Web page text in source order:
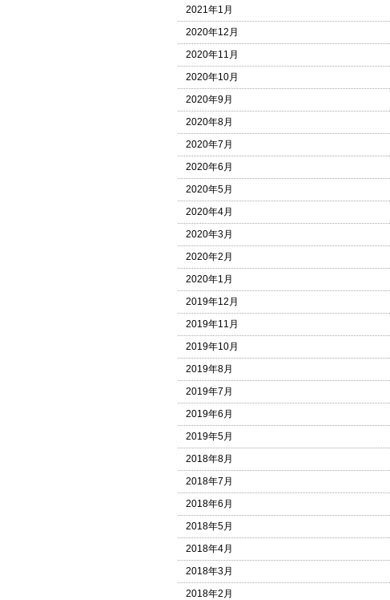
2021年1月
2020年12月
2020年11月
2020年10月
2020年9月
2020年8月
2020年7月
2020年6月
2020年5月
2020年4月
2020年3月
2020年2月
2020年1月
2019年12月
2019年11月
2019年10月
2019年8月
2019年7月
2019年6月
2019年5月
2018年8月
2018年7月
2018年6月
2018年5月
2018年4月
2018年3月
2018年2月